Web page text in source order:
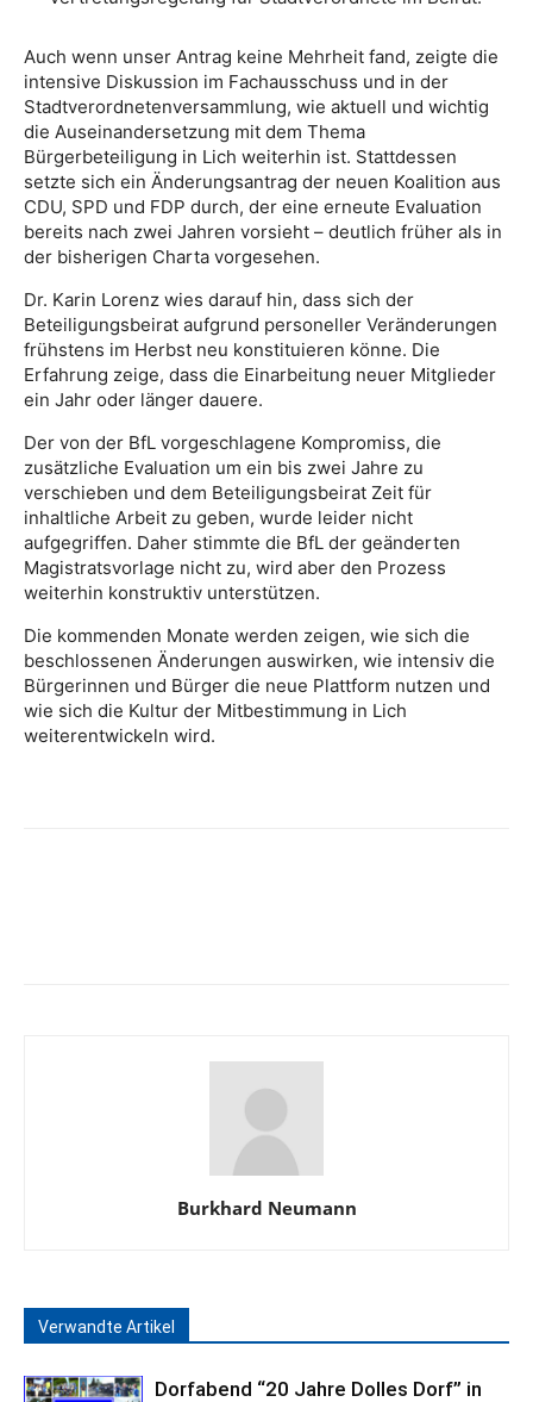
Auch wenn unser Antrag keine Mehrheit fand, zeigte die
intensive Diskussion im Fachausschuss und in der
Stadtverordnetenversammlung, wie aktuell und wichtig
die Auseinandersetzung mit dem Thema
Bürgerbeteiligung in Lich weiterhin ist. Stattdessen
setzte sich ein Änderungsantrag der neuen Koalition aus
CDU, SPD und FDP durch, der eine erneute Evaluation
bereits nach zwei Jahren vorsieht – deutlich früher als in
der bisherigen Charta vorgesehen.
Dr. Karin Lorenz wies darauf hin, dass sich der
Beteiligungsbeirat aufgrund personeller Veränderungen
frühstens im Herbst neu konstituieren könne. Die
Erfahrung zeige, dass die Einarbeitung neuer Mitglieder
ein Jahr oder länger dauere.
Der von der BfL vorgeschlagene Kompromiss, die
zusätzliche Evaluation um ein bis zwei Jahre zu
verschieben und dem Beteiligungsbeirat Zeit für
inhaltliche Arbeit zu geben, wurde leider nicht
aufgegriffen. Daher stimmte die BfL der geänderten
Magistratsvorlage nicht zu, wird aber den Prozess
weiterhin konstruktiv unterstützen.
Die kommenden Monate werden zeigen, wie sich die
beschlossenen Änderungen auswirken, wie intensiv die
Bürgerinnen und Bürger die neue Plattform nutzen und
wie sich die Kultur der Mitbestimmung in Lich
weiterentwickeln wird.
Burkhard Neumann
Verwandte Artikel
Dorfabend “20 Jahre Dolles Dorf” in